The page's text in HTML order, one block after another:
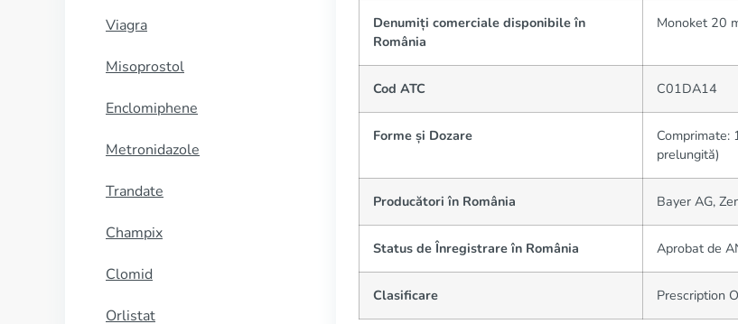
Viagra
Misoprostol
Enclomiphene
Metronidazole
Trandate
Champix
Clomid
Orlistat
Denumiți comerciale disponibile în
România
Monoket 20
Cod ATC C01DA14
Forme și Dozare
Comprimate:
prelungită)
Producători în România Bayer AG,
Status de Înregistrare în România Aprobat de
Clasificare Prescription